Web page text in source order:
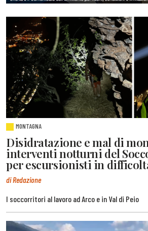
MONTAGNA
Disidratazione e mal di
interventi notturni del
per escursionisti in
di Redazione
I soccorritori al lavoro ad Arco e in Val di Peio